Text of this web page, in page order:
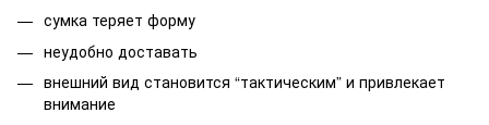
сумка теряет форму
неудобно доставать
внешний вид становится “тактическим” и привлекает
внимание